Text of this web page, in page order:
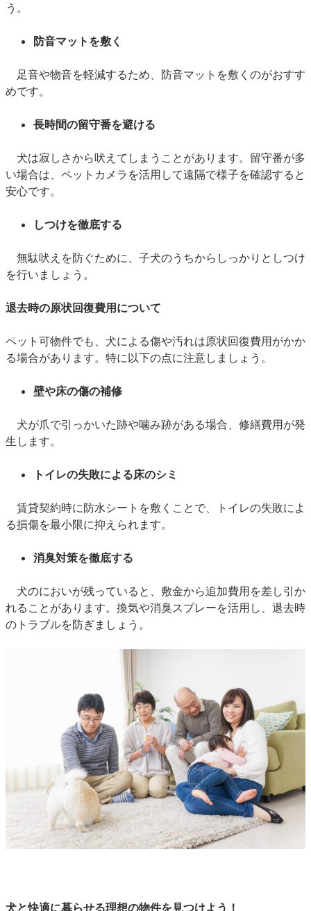
う。
防音マットを敷く
足音や物音を軽減するため、防音マットを敷くのがおすす
めです。
長時間の留守番を避ける
犬は寂しさから吠えてしまうことがあります。留守番が多
い場合は、ペットカメラを活用して遠隔で様子を確認すると
安心です。
しつけを徹底する
無駄吠えを防ぐために、子犬のうちからしっかりとしつけ
を行いましょう。
退去時の原状回復費用について
ペット可物件でも、犬による傷や汚れは原状回復費用がかか
る場合があります。特に以下の点に注意しましょう。
壁や床の傷の補修
犬が爪で引っかいた跡や噛み跡がある場合、修繕費用が発
生します。
トイレの失敗による床のシミ
賃貸契約時に防水シートを敷くことで、トイレの失敗によ
る損傷を最小限に抑えられます。
消臭対策を徹底する
犬のにおいが残っていると、敷金から追加費用を差し引か
れることがあります。換気や消臭スプレーを活用し、退去時
のトラブルを防ぎましょう。
犬と快適に暮らせる理想の物件を見つけよう！